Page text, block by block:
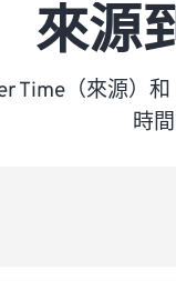
來源
Time（來源）
時